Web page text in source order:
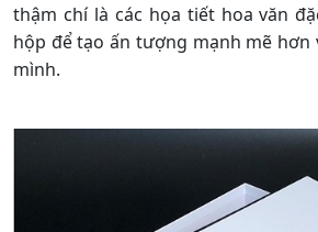
thậm chí là các họa tiết hoa văn
hộp để tạo ấn tượng mạnh mẽ hơn
mình.